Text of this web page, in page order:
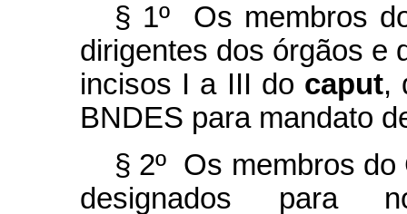
§ 1º Os membros
dirigentes dos órgãos e
incisos I a III do caput,
BNDES para mandato
§ 2º Os membros do
designados para